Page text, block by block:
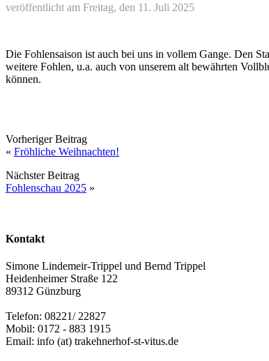
veröffentlicht am Freitag, den 11. Juli 2025
Die Fohlensaison ist auch bei uns in vollem Gange. Den
weitere Fohlen, u.a. auch von unserem alt bewährten
können.
Vorheriger Beitrag
« Fröhliche Weihnachten!
Nächster Beitrag
Fohlenschau 2025 »
Kontakt
Simone Lindemeir-Trippel und Bernd Trippel
Heidenheimer Straße 122
89312 Günzburg
Telefon: 08221/ 22827
Mobil: 0172 - 883 1915
Email: info (at) trakehnerhof-st-vitus.de